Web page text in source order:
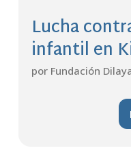
Lucha
infantil en
por Fundación